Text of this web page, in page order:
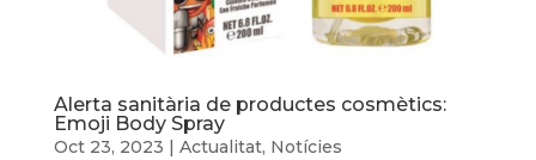
Alerta sanitària de productes cosmètics:
Emoji Body Spray
Oct 23, 2023 Actualitat, Notícies